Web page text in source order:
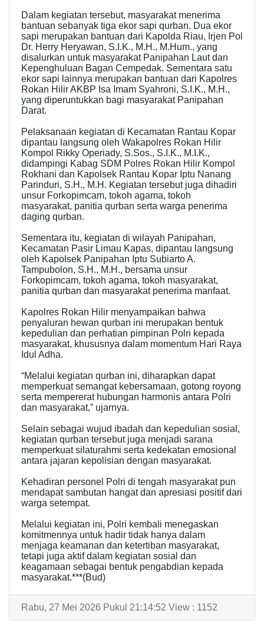
Dalam kegiatan tersebut, masyarakat menerima
bantuan sebanyak tiga ekor sapi qurban. Dua ekor
sapi merupakan bantuan dari Kapolda Riau, Irjen Pol
Dr. Herry Heryawan, S.I.K., M.H., M.Hum., yang
disalurkan untuk masyarakat Panipahan Laut dan
Kepenghuluan Bagan Cempedak. Sementara satu
ekor sapi lainnya merupakan bantuan dari Kapolres
Rokan Hilir AKBP Isa Imam Syahroni, S.I.K., M.H.,
yang diperuntukkan bagi masyarakat Panipahan
Darat.
Pelaksanaan kegiatan di Kecamatan Rantau Kopar
dipantau langsung oleh Wakapolres Rokan Hilir
Kompol Rikky Operiady, S.Sos., S.I.K., M.I.K.,
didampingi Kabag SDM Polres Rokan Hilir Kompol
Rokhani dan Kapolsek Rantau Kopar Iptu Nanang
Parinduri, S.H., M.H. Kegiatan tersebut juga dihadiri
unsur Forkopimcam, tokoh agama, tokoh
masyarakat, panitia qurban serta warga penerima
daging qurban.
Sementara itu, kegiatan di wilayah Panipahan,
Kecamatan Pasir Limau Kapas, dipantau langsung
oleh Kapolsek Panipahan Iptu Subiarto A.
Tampubolon, S.H., M.H., bersama unsur
Forkopimcam, tokoh agama, tokoh masyarakat,
panitia qurban dan masyarakat penerima manfaat.
Kapolres Rokan Hilir menyampaikan bahwa
penyaluran hewan qurban ini merupakan bentuk
kepedulian dan perhatian pimpinan Polri kepada
masyarakat, khususnya dalam momentum Hari Raya
Idul Adha.
“Melalui kegiatan qurban ini, diharapkan dapat
memperkuat semangat kebersamaan, gotong royong
serta mempererat hubungan harmonis antara Polri
dan masyarakat,” ujarnya.
Selain sebagai wujud ibadah dan kepedulian sosial,
kegiatan qurban tersebut juga menjadi sarana
memperkuat silaturahmi serta kedekatan emosional
antara jajaran kepolisian dengan masyarakat.
Kehadiran personel Polri di tengah masyarakat pun
mendapat sambutan hangat dan apresiasi positif dari
warga setempat.
Melalui kegiatan ini, Polri kembali menegaskan
komitmennya untuk hadir tidak hanya dalam
menjaga keamanan dan ketertiban masyarakat,
tetapi juga aktif dalam kegiatan sosial dan
keagamaan sebagai bentuk pengabdian kepada
masyarakat.***(Bud)
Rabu, 27 Mei 2026 Pukul 21:14:52 View : 1152